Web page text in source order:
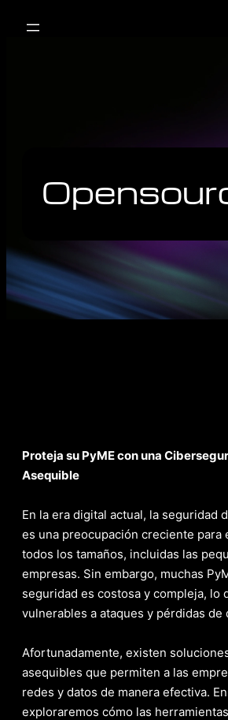
Proteja su PyME con una
Asequible
En la era digital actual, la seguridad
es una preocupación creciente para
todos los tamaños, incluidas las
empresas. Sin embargo, muchas
seguridad es costosa y compleja, lo
vulnerables a ataques y pérdidas de
Afortunadamente, existen
asequibles que permiten a las
redes y datos de manera efectiva.
exploraremos cómo las